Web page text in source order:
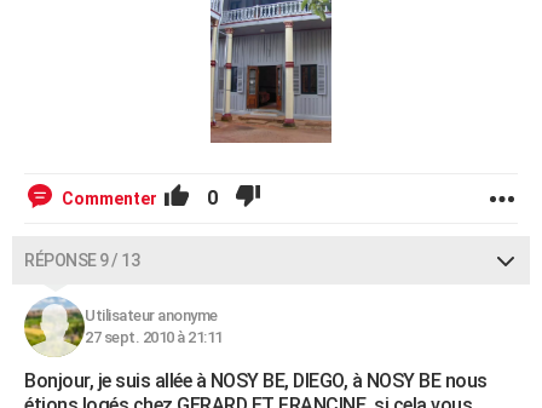
Commenter 0
RÉPONSE 9 / 13
Utilisateur anonyme
27 sept. 2010 à 21:11
Bonjour, je suis allée à NOSY BE, DIEGO, à NOSY BE nous